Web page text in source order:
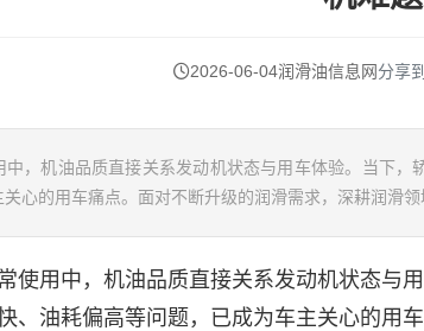
2026-06-04润滑油信息网分享到
中，机油品质直接关系发动机状态与用车体验。当下
心的用车痛点。面对不断升级的润滑需求，深耕润滑
用中，机油品质直接关系发动机状态与
、油耗偏高等问题，已成为车主关心的用